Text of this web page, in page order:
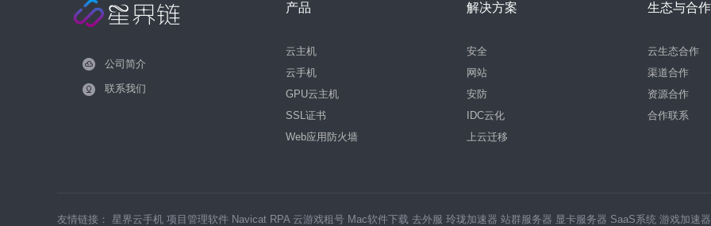
公司简介
联系我们
产品
云主机
云手机
GPU云主机
SSL证书
Web应用防火墙
解决方案
安全
网站
安防
IDC云化
上云迁移
生态与合作
云生态合作
渠道合作
资源合作
合作联系
友情链接： 星界云手机 项目管理软件 Navicat RPA 云游戏租号 Mac软件下载 去外服 玲珑加速器 站群服务器 显卡服务器 SaaS系统 游戏加速器